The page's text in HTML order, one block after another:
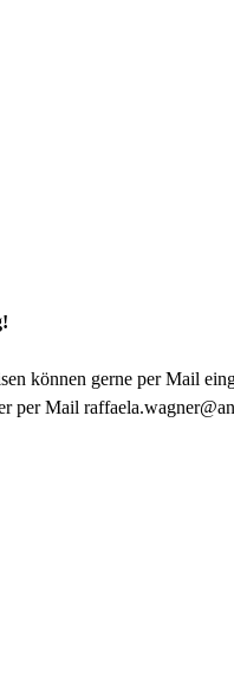
können gerne per Mail
per Mail